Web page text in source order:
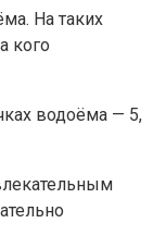
На таких
кого
водоёма — 5,